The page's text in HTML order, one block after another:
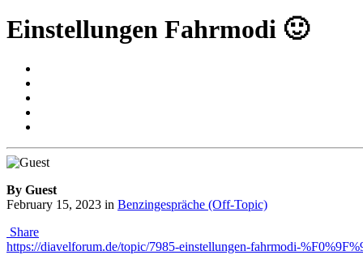
Einstellungen Fahrmodi 🙂
By Guest
February 15, 2023 in Benzingespräche (Off-Topic)
Share
https://diavelforum.de/topic/7985-einstellungen-fahrmodi-